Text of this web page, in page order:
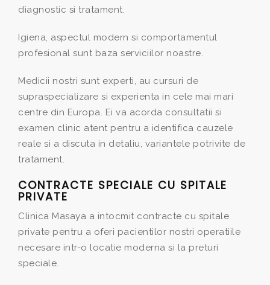
diagnostic si tratament.
Igiena, aspectul modern si comportamentul
profesional sunt baza serviciilor noastre.
Medicii nostri sunt experti, au cursuri de
supraspecializare si experienta in cele mai mari
centre din Europa. Ei va acorda consultatii si
examen clinic atent pentru a identifica cauzele
reale si a discuta in detaliu, variantele potrivite de
tratament.
CONTRACTE SPECIALE CU SPITALE
PRIVATE
Clinica Masaya a intocmit contracte cu spitale
private pentru a oferi pacientilor nostri operatiile
necesare intr-o locatie moderna si la preturi
speciale.